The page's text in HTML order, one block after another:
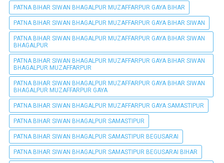
PATNA BIHAR SIWAN BHAGALPUR MUZAFFARPUR GAYA BIHAR
PATNA BIHAR SIWAN BHAGALPUR MUZAFFARPUR GAYA BIHAR SIWAN
PATNA BIHAR SIWAN BHAGALPUR MUZAFFARPUR GAYA BIHAR SIWAN
BHAGALPUR
PATNA BIHAR SIWAN BHAGALPUR MUZAFFARPUR GAYA BIHAR SIWAN
BHAGALPUR MUZAFFARPUR
PATNA BIHAR SIWAN BHAGALPUR MUZAFFARPUR GAYA BIHAR SIWAN
BHAGALPUR MUZAFFARPUR GAYA
PATNA BIHAR SIWAN BHAGALPUR MUZAFFARPUR GAYA SAMASTIPUR
PATNA BIHAR SIWAN BHAGALPUR SAMASTIPUR
PATNA BIHAR SIWAN BHAGALPUR SAMASTIPUR BEGUSARAI
PATNA BIHAR SIWAN BHAGALPUR SAMASTIPUR BEGUSARAI BIHAR